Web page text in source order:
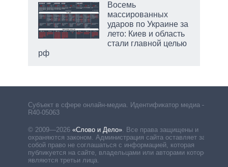
Восемь
массированных
ударов по Украине за
лето: Киев и область
стали главной целью
рф
Субъект в сфере онлайн-медиа. Идентификатор медиа –
R40-05063
© 2009—2026 «Слово и Дело». Все права защищены и
охраняются законом. Администрация сайта оставляет за
собой право не соглашаться с информацией, которая
публикуется на сайте, владельцами или авторами которой
являются третьи лица.